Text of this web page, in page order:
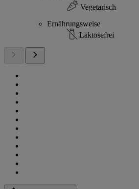
Vegetarisch
Ernährungsweise
Laktosefrei